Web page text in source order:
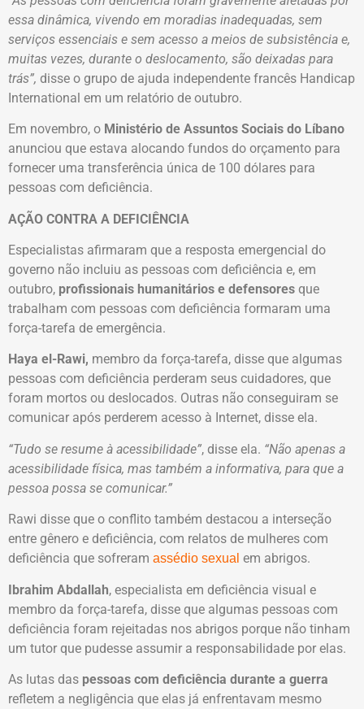
essa dinâmica, vivendo em moradias inadequadas, sem
serviços essenciais e sem acesso a meios de subsistência e,
muitas vezes, durante o deslocamento, são deixadas para
trás”, disse o grupo de ajuda independente francês Handicap
International em um relatório de outubro.
Em novembro, o Ministério de Assuntos Sociais do Líbano
anunciou que estava alocando fundos do orçamento para
fornecer uma transferência única de 100 dólares para
pessoas com deficiência.
AÇÃO CONTRA A DEFICIÊNCIA
Especialistas afirmaram que a resposta emergencial do
governo não incluiu as pessoas com deficiência e, em
outubro, profissionais humanitários e defensores que
trabalham com pessoas com deficiência formaram uma
força-tarefa de emergência.
Haya el-Rawi, membro da força-tarefa, disse que algumas
pessoas com deficiência perderam seus cuidadores, que
foram mortos ou deslocados. Outras não conseguiram se
comunicar após perderem acesso à Internet, disse ela.
“Tudo se resume à acessibilidade”, disse ela. “Não apenas a
acessibilidade física, mas também a informativa, para que a
pessoa possa se comunicar.”
Rawi disse que o conflito também destacou a interseção
entre gênero e deficiência, com relatos de mulheres com
deficiência que sofreram assédio sexual em abrigos.
Ibrahim Abdallah, especialista em deficiência visual e
membro da força-tarefa, disse que algumas pessoas com
deficiência foram rejeitadas nos abrigos porque não tinham
um tutor que pudesse assumir a responsabilidade por elas.
As lutas das pessoas com deficiência durante a guerra
refletem a negligência que elas já enfrentavam mesmo